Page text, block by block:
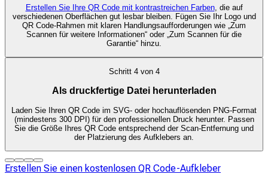
Erstellen Sie Ihre QR Code mit kontrastreichen Farben, die auf
verschiedenen Oberflächen gut lesbar bleiben. Fügen Sie Ihr Logo und
QR Code-Rahmen mit klaren Handlungsaufforderungen wie „Zum
Scannen für weitere Informationen“ oder „Zum Scannen für die
Garantie“ hinzu.
Schritt 4 von 4
Als druckfertige Datei herunterladen
Laden Sie Ihren QR Code im SVG- oder hochauflösenden PNG-Format
(mindestens 300 DPI) für den professionellen Druck herunter. Passen
Sie die Größe Ihres QR Code entsprechend der Scan-Entfernung und
der Platzierung des Aufklebers an.
Erstellen Sie einen kostenlosen QR Code-Aufkleber